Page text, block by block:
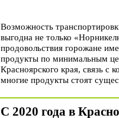
Возможность
выгодна не только
продовольствия горожане
продукты по минимальным
Красноярского края, связь с
многие продукты стоят
С 2020 года в